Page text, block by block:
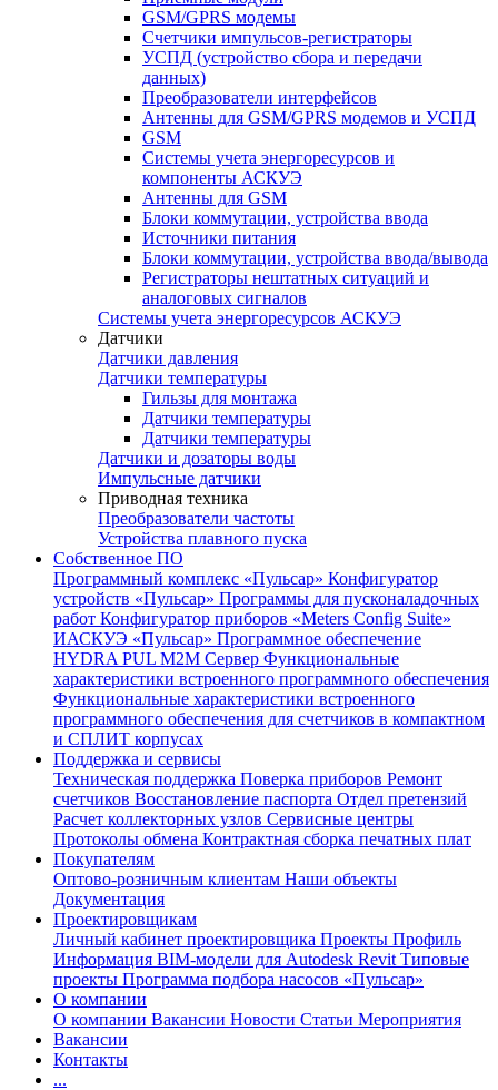
GSM/GPRS модемы
Счетчики импульсов-регистраторы
УСПД (устройство сбора и передачи
данных)
Преобразователи интерфейсов
Антенны для GSM/GPRS модемов и УСПД
GSM
Системы учета энергоресурсов и
компоненты АСКУЭ
Антенны для GSM
Блоки коммутации, устройства ввода
Источники питания
Блоки коммутации, устройства ввода/вывода
Регистраторы нештатных ситуаций и
аналоговых сигналов
Системы учета энергоресурсов АСКУЭ
Датчики
Датчики давления
Датчики температуры
Гильзы для монтажа
Датчики температуры
Датчики температуры
Датчики и дозаторы воды
Импульсные датчики
Приводная техника
Преобразователи частоты
Устройства плавного пуска
Собственное ПО
Программный комплекс «Пульсар» Конфигуратор
устройств «Пульсар» Программы для пусконаладочных
работ Конфигуратор приборов «Meters Config Suite»
ИАСКУЭ «Пульсар» Программное обеспечение
HYDRA PUL M2M Сервер Функциональные
характеристики встроенного программного обеспечения
Функциональные характеристики встроенного
программного обеспечения для счетчиков в компактном
и СПЛИТ корпусах
Поддержка и сервисы
Техническая поддержка Поверка приборов Ремонт
счетчиков Восстановление паспорта Отдел претензий
Расчет коллекторных узлов Сервисные центры
Протоколы обмена Контрактная сборка печатных плат
Покупателям
Оптово-розничным клиентам Наши объекты
Документация
Проектировщикам
Личный кабинет проектировщика Проекты Профиль
Информация BIM-модели для Autodesk Revit Типовые
проекты Программа подбора насосов «Пульсар»
О компании
О компании Вакансии Новости Статьи Мероприятия
Вакансии
Контакты
...